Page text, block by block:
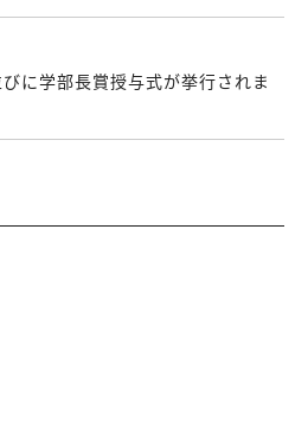
に学部長賞授与式が挙行されま